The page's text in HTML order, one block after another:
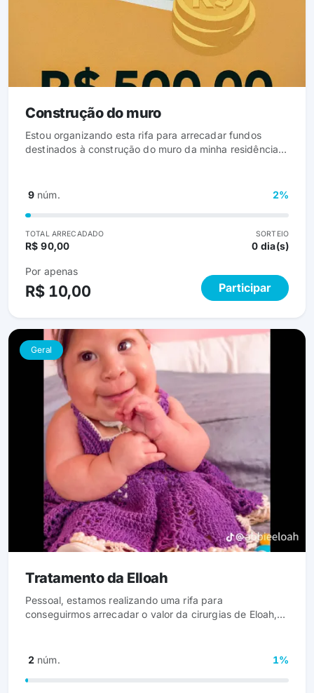
Construção do muro
Estou organizando esta rifa para arrecadar fundos
destinados à construção do muro da minha residência.
disponíveis: 500 - &#x1f4b0; Prêmio: R$ 500,00 em
os pontos forem vendidos - &#x1f3af; Objetivo:
Arrecadar o valor necessário para a obra do muro
9 núm. 2%
TOTAL ARRECADADO
R$ 90,00
SORTEIO
0 dia(s)
Por apenas
R$ 10,00 Participar
Geral
Tratamento da Elloah
Pessoal, estamos realizando uma rifa para
conseguirmos arrecadar o valor da cirurgias de Eloah,
compartilhando e comprando, cada ponto comprado é
2 núm. 1%